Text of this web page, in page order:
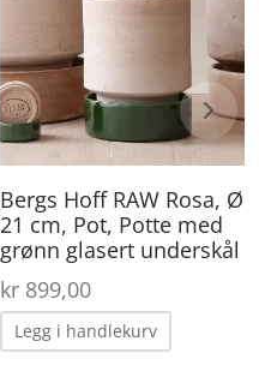
Bergs Hoff RAW Rosa, Ø
21 cm, Pot, Potte med
grønn glasert underskål
kr899,00
Legg i handlekurv